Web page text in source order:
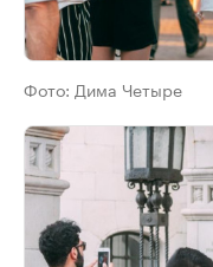
Фото: Дима Четыре